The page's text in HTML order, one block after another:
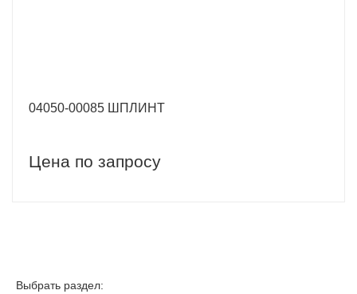
04050-00085 ШПЛИНТ
Цена по запросу
Выбрать раздел: